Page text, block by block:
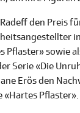
den Preis
Pflaster» sowie
Serie «Die
Erös den
«Hartes Pflaster».